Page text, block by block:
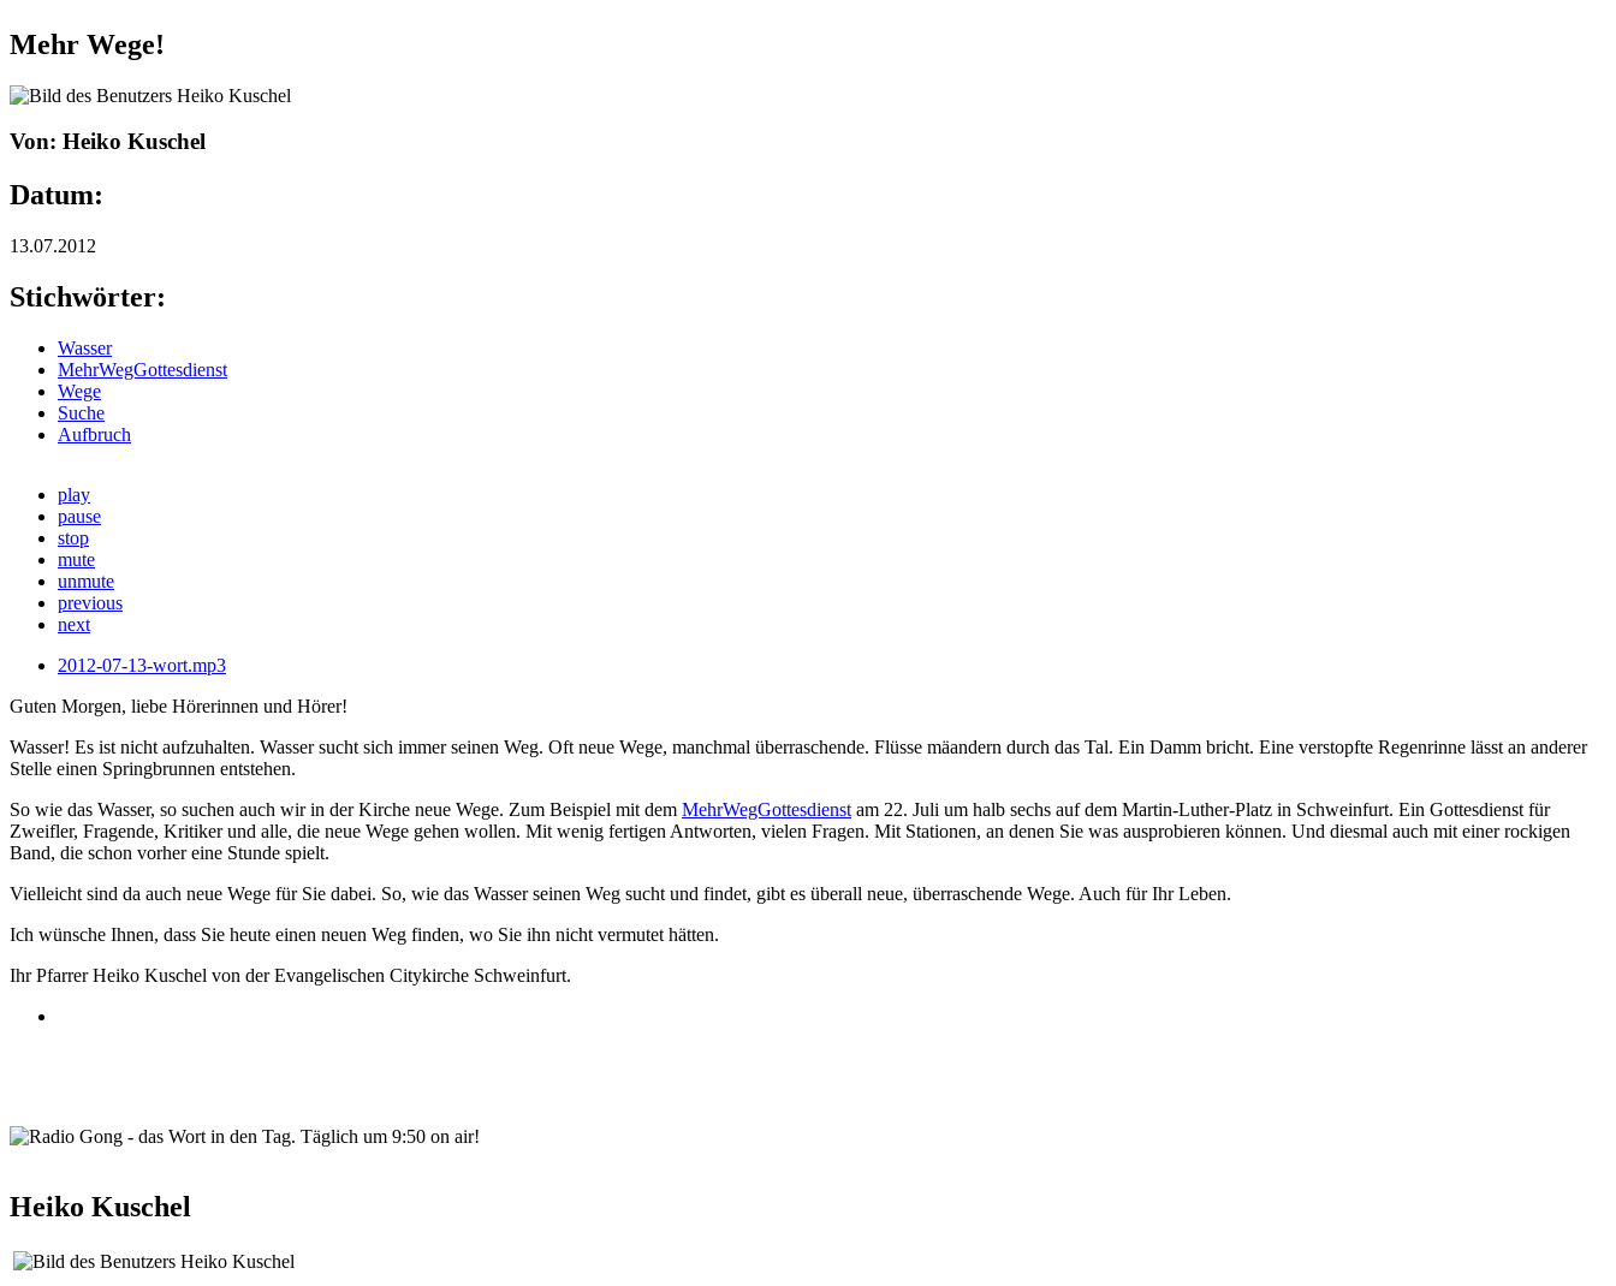
Mehr Wege!
Von: Heiko Kuschel
Datum:
13.07.2012
Stichwörter:
Wasser
MehrWegGottesdienst
Wege
Suche
Aufbruch
play
pause
stop
mute
unmute
previous
next
2012-07-13-wort.mp3
Guten Morgen, liebe Hörerinnen und Hörer!
Wasser! Es ist nicht aufzuhalten. Wasser sucht sich immer seinen Weg. Oft neue Wege, manchmal überraschende. Flüsse mäandern durch das Tal. Ein Damm bricht. Eine verstopfte Regenrinne lässt an anderer
Stelle einen Springbrunnen entstehen.
So wie das Wasser, so suchen auch wir in der Kirche neue Wege. Zum Beispiel mit dem MehrWegGottesdienst am 22. Juli um halb sechs auf dem Martin-Luther-Platz in Schweinfurt. Ein Gottesdienst für
Zweifler, Fragende, Kritiker und alle, die neue Wege gehen wollen. Mit wenig fertigen Antworten, vielen Fragen. Mit Stationen, an denen Sie was ausprobieren können. Und diesmal auch mit einer rockigen
Band, die schon vorher eine Stunde spielt.
Vielleicht sind da auch neue Wege für Sie dabei. So, wie das Wasser seinen Weg sucht und findet, gibt es überall neue, überraschende Wege. Auch für Ihr Leben.
Ich wünsche Ihnen, dass Sie heute einen neuen Weg finden, wo Sie ihn nicht vermutet hätten.
Ihr Pfarrer Heiko Kuschel von der Evangelischen Citykirche Schweinfurt.
Heiko Kuschel